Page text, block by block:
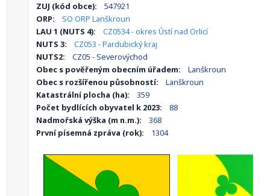
ZUJ (kód obce):
547921
ORP:
SO ORP Lanškroun
LAU 1 (NUTS 4):
CZ0534 - okres Ústí nad Orlicí
NUTS 3:
CZ053 - Pardubický kraj
NUTS2:
CZ05 - Severovýchod
Obec s pověřeným obecním úřadem:
Lanškroun
Obec s rozšířenou působností:
Lanškroun
Katastrální plocha (ha):
359
Počet bydlících obyvatel k 2023:
88
Nadmořská výška (m n.m.):
368
První písemná zpráva (rok):
1304